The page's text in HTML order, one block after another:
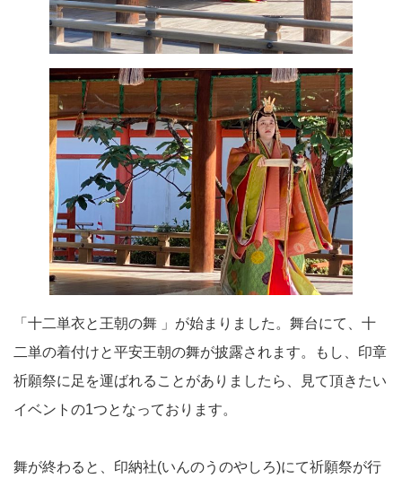
「十二単衣と王朝の舞 」が始まりました。舞台にて、十
二単の着付けと平安王朝の舞が披露されます。もし、印章
祈願祭に足を運ばれることがありましたら、見て頂きたい
イベントの1つとなっております。
舞が終わると、印納社(いんのうのやしろ)にて祈願祭が行